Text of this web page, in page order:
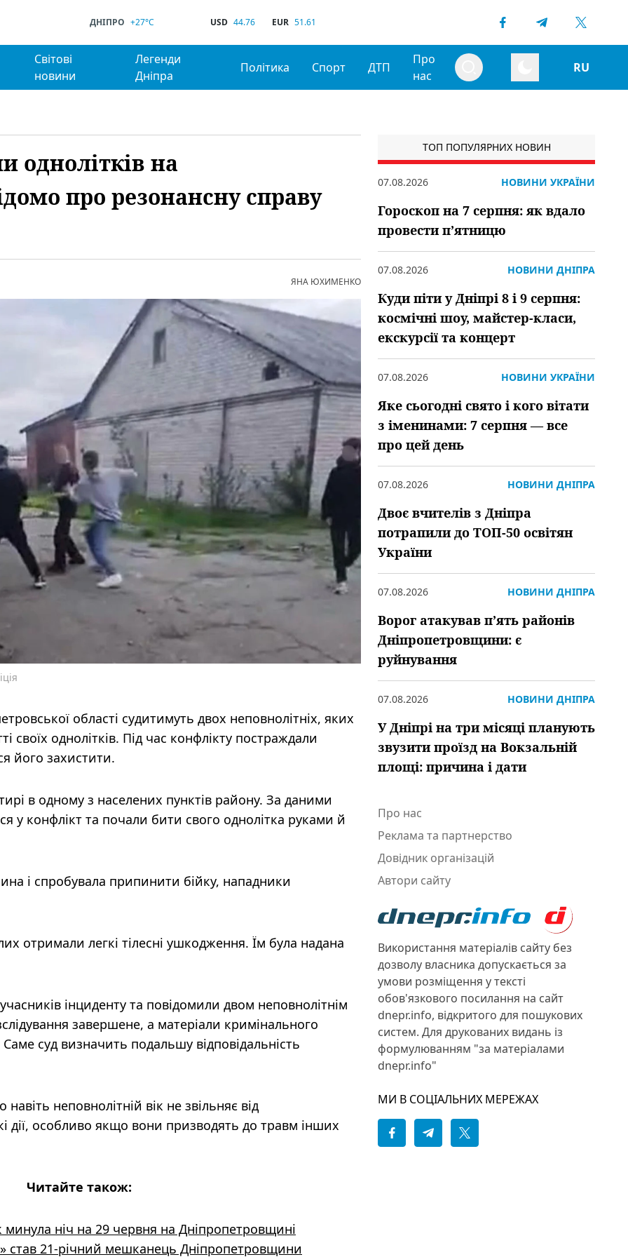
ДНІПРО +27°C USD 44.76 EUR 51.61
Світові
новини
Легенди
Дніпра
Політика Спорт ДТП
Про
нас
RU
однолітків на
про резонансну справу
ЯНА ЮХИМЕНКО
області судитимуть двох неповнолітніх, яких
однолітків. Під час конфлікту постраждали
його захистити.
в одному з населених пунктів району. За даними
у конфлікт та почали бити свого однолітка руками й
і спробувала припинити бійку, нападники
отримали легкі тілесні ушкодження. Їм була надана
інциденту та повідомили двом неповнолітнім
завершене, а матеріали кримінального
суд визначить подальшу відповідальність
неповнолітній вік не звільняє від
дії, особливо якщо вони призводять до травм інших
Читайте також:
ніч на 29 червня на Дніпропетровщині
21-річний мешканець Дніпропетровщини
ТОП ПОПУЛЯРНИХ НОВИН
07.08.2026 НОВИНИ УКРАЇНИ
Гороскоп на 7 серпня: як вдало
провести пʼятницю
07.08.2026 НОВИНИ ДНІПРА
Куди піти у Дніпрі 8 і 9 серпня:
космічні шоу, майстер-класи,
екскурсії та концерт
07.08.2026 НОВИНИ УКРАЇНИ
Яке сьогодні свято і кого вітати
з іменинами: 7 серпня — все
про цей день
07.08.2026 НОВИНИ ДНІПРА
Двоє вчителів з Дніпра
потрапили до ТОП-50 освітян
України
07.08.2026 НОВИНИ ДНІПРА
Ворог атакував пʼять районів
Дніпропетровщини: є
руйнування
07.08.2026 НОВИНИ ДНІПРА
У Дніпрі на три місяці планують
звузити проїзд на Вокзальній
площі: причина і дати
Про нас
Реклама та партнерство
Довідник організацій
Автори сайту
Використання матеріалів сайту без
дозволу власника допускається за
умови розміщення у тексті
обов'язкового посилання на сайт
dnepr.info, відкритого для пошукових
систем. Для друкованих видань із
формулюванням "за матеріалами
dnepr.info"
МИ В СОЦІАЛЬНИХ МЕРЕЖАХ